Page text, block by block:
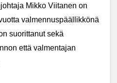
Mikko Viitanen on
valmennuspäällikkönä
suorittanut sekä
että valmentajan